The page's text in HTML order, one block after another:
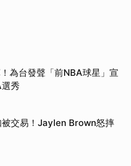
為台發聲「前NBA球星」宣
秀
被交易！Jaylen Brown怒摔